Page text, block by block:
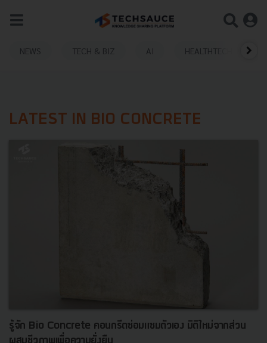
NEWS TECH & BIZ AI HEALTHTECH
LATEST IN BIO CONCRETE
รู้จัก Bio Concrete คอนกรีตซ่อมแซมตัวเอง มิติใหม่จากส่วน
ผสมชีวภาพเพื่อความยั่งยืน